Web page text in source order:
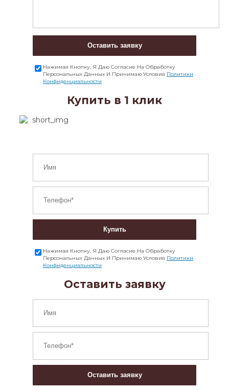
Оставить заявку
Нажимая Кнопку, Я Даю Согласие На Обработку
Персональных Данных И Принимаю Условия Политики
Конфиденциальности
Купить в 1 клик
Купить
Нажимая Кнопку, Я Даю Согласие На Обработку
Персональных Данных И Принимаю Условия Политики
Конфиденциальности
Оставить заявку
Оставить заявку